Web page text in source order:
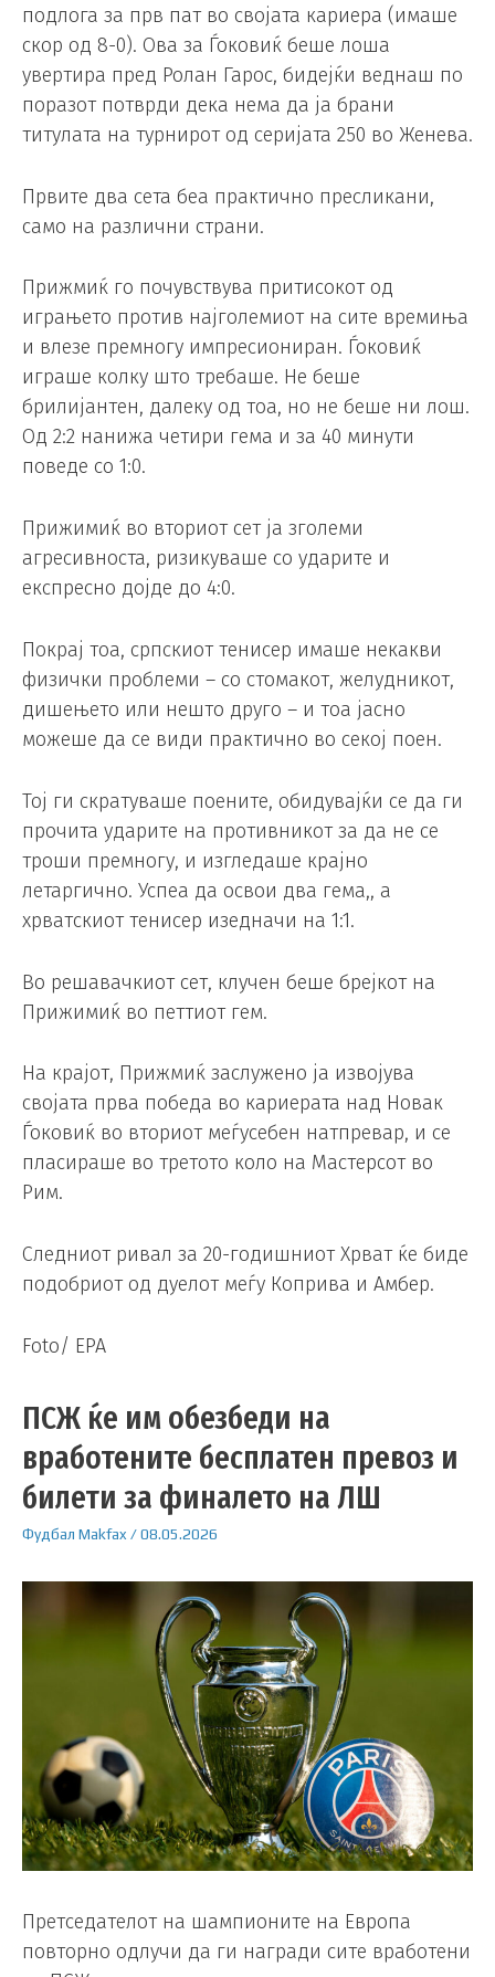
подлога за прв пат во својата кариера (имаше
скор од 8-0). Ова за Ѓоковиќ беше лоша
увертира пред Ролан Гарос, бидејќи веднаш по
поразот потврди дека нема да ја брани
титулата на турнирот од серијата 250 во Женева.
Првите два сета беа практично пресликани,
само на различни страни.
Прижмиќ го почувствува притисокот од
играњето против најголемиот на сите времиња
и влезе премногу импресиониран. Ѓоковиќ
играше колку што требаше. Не беше
брилијантен, далеку од тоа, но не беше ни лош.
Од 2:2 нанижа четири гема и за 40 минути
поведе со 1:0.
Прижимиќ во вториот сет ја зголеми
агресивноста, ризикуваше со ударите и
експресно дојде до 4:0.
Покрај тоа, српскиот тенисер имаше некакви
физички проблеми – со стомакот, желудникот,
дишењето или нешто друго – и тоа јасно
можеше да се види практично во секој поен.
Тој ги скратуваше поените, обидувајќи се да ги
прочита ударите на противникот за да не се
троши премногу, и изгледаше крајно
летаргично. Успеа да освои два гема,, а
хрватскиот тенисер изедначи на 1:1.
Во решавачкиот сет, клучен беше брејкот на
Прижимиќ во петтиот гем.
На крајот, Прижмиќ заслужено ја извојува
својата прва победа во кариерата над Новак
Ѓоковиќ во вториот меѓусебен натпревар, и се
пласираше во третото коло на Мастерсот во
Рим.
Следниот ривал за 20-годишниот Хрват ќе биде
подобриот од дуелот меѓу Коприва и Амбер.
Foto/ EPA
ПСЖ ќе им обезбеди на
вработените бесплатен превоз и
билети за финалето на ЛШ
Фудбал Makfax /08.05.2026
Претседателот на шампионите на Европа
повторно одлучи да ги награди сите вработени